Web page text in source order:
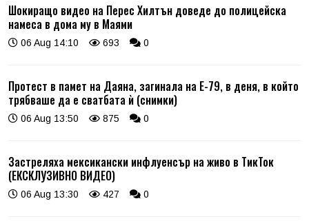
Шокиращо видео на Перес Хилтън доведе до полицейска
намеса в дома му в Маями
06 Aug 14:10 693 0
Протест в памет на Даяна, загинала на Е-79, в деня, в който
трябваше да е сватбата ѝ (снимки)
06 Aug 13:50 875 0
Застреляха мексикански инфлуенсър на живо в ТикТок
(ЕКСКЛУЗИВНО ВИДЕО)
06 Aug 13:30 427 0